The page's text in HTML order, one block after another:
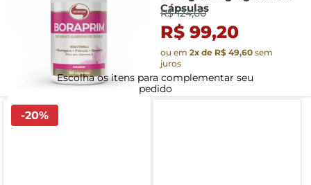
Cápsulas
R$ 124,00
R$ 99,20
ou em2x de R$ 49,60 sem
juros
-20%